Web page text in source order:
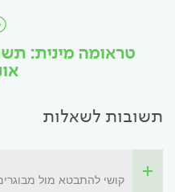
טראומה מינית:
תשובות לשאלות
קושי להתבטא מול מבוגרים